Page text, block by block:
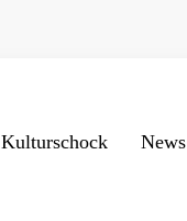
Kulturschock News